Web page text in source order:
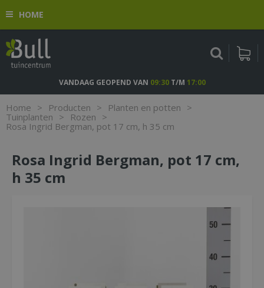
n
o
HOME
Home > Producten > Planten en potten >
Tuinplanten > Rozen >
Rosa Ingrid Bergman, pot 17 cm, h 35 cm
VANDAAG GEOPEND VAN 09:30T/M 17:00
Rosa Ingrid Bergman, pot 17 cm,
h 35 cm